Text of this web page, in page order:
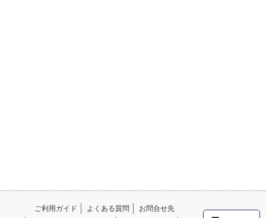
ご利用ガイド よくある質問
お問合せ先